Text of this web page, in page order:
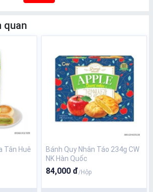
quan
Tân Huê
Bánh Quy Nhân Táo 234g CW
NK Hàn Quốc
84,000 đ/Hộp